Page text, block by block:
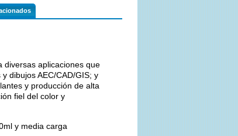
aplicaciones que
dibujos AEC/CAD/GIS; y
y producción de alta
fiel del color y
y media carga